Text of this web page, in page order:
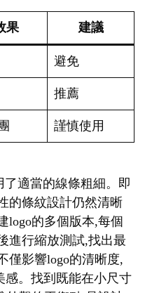
果 建議
避免
推薦
謹慎使用
適當的線條粗細。即
的條紋設計仍然清晰
logo的多個版本,每個
進行縮放測試,找出最
僅影響logo的清晰度,
感。找到既能在小尺寸